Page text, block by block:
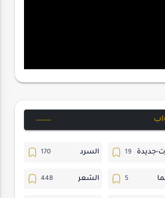
جديدة السرد
الشعر